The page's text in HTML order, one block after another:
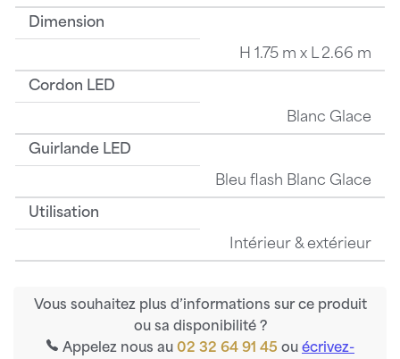
Dimension
H 1.75 m x L 2.66 m
Cordon LED
Blanc Glace
Guirlande LED
Bleu flash Blanc Glace
Utilisation
Intérieur & extérieur
Vous souhaitez plus d’informations sur ce produit
ou sa disponibilité ?
Appelez nous au 02 32 64 91 45 ou écrivez-